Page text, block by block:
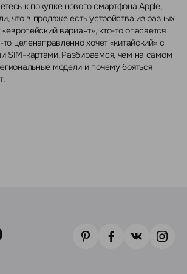
к покупке нового смартфона Apple,
что в продаже есть устройства из разных
вариант», кто-то опасается
целенаправленно хочет «китайский» с
SIM-картами. Разбираемся, чем на самом
модели и почему бояться